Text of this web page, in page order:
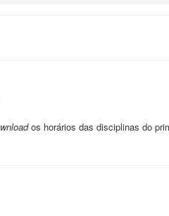
os horários das disciplinas do